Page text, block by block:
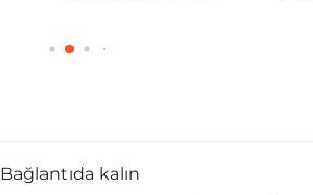
Bağlantıda kalın